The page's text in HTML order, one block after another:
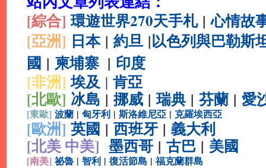
[綜合] 環遊世界270天手札|心情故
[亞洲] 日本 | 約旦 |以色列與巴勒斯
國 | 柬埔寨 | 印度
[非洲]埃及 | 肯亞
[北歐] 冰島 | 挪威 | 瑞典 | 芬蘭 | 愛
[東歐] 波蘭 | 匈牙利 | 斯洛維尼亞 | 克羅埃西亞
[歐洲] 英國 | 西班牙 | 義大利
[北美 中美] 墨西哥 | 古巴 | 美國
[南美] 祕魯 | 智利 | 復活節島 | 福克蘭群島